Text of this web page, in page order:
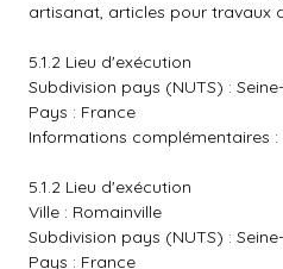
artisanat, articles pour travaux
5.1.2 Lieu d'exécution
Subdivision pays (NUTS) :
Pays : France
Informations complémentaires :
5.1.2 Lieu d'exécution
Ville : Romainville
Subdivision pays (NUTS) :
Pays : France